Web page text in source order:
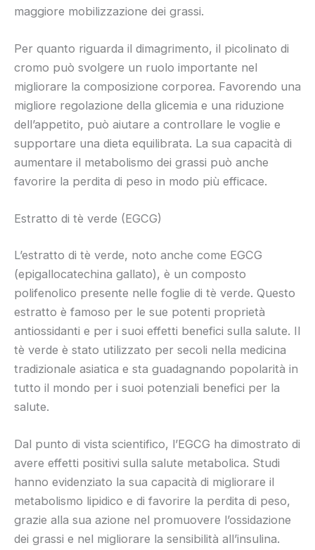
maggiore mobilizzazione dei grassi.
Per quanto riguarda il dimagrimento, il picolinato di
cromo può svolgere un ruolo importante nel
migliorare la composizione corporea. Favorendo una
migliore regolazione della glicemia e una riduzione
dell’appetito, può aiutare a controllare le voglie e
supportare una dieta equilibrata. La sua capacità di
aumentare il metabolismo dei grassi può anche
favorire la perdita di peso in modo più efficace.
Estratto di tè verde (EGCG)
L’estratto di tè verde, noto anche come EGCG
(epigallocatechina gallato), è un composto
polifenolico presente nelle foglie di tè verde. Questo
estratto è famoso per le sue potenti proprietà
antiossidanti e per i suoi effetti benefici sulla salute. Il
tè verde è stato utilizzato per secoli nella medicina
tradizionale asiatica e sta guadagnando popolarità in
tutto il mondo per i suoi potenziali benefici per la
salute.
Dal punto di vista scientifico, l’EGCG ha dimostrato di
avere effetti positivi sulla salute metabolica. Studi
hanno evidenziato la sua capacità di migliorare il
metabolismo lipidico e di favorire la perdita di peso,
grazie alla sua azione nel promuovere l’ossidazione
dei grassi e nel migliorare la sensibilità all’insulina.